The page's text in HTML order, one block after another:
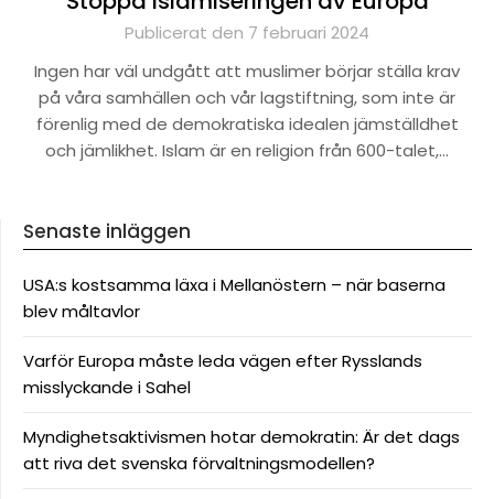
Publicerat den 7 februari 2024
Ingen har väl undgått att muslimer börjar ställa krav
på våra samhällen och vår lagstiftning, som inte är
förenlig med de demokratiska idealen jämställdhet
och jämlikhet. Islam är en religion från 600-talet,…
Senaste inläggen
USA:s kostsamma läxa i Mellanöstern – när baserna
blev måltavlor
Varför Europa måste leda vägen efter Rysslands
misslyckande i Sahel
Myndighetsaktivismen hotar demokratin: Är det dags
att riva det svenska förvaltningsmodellen?